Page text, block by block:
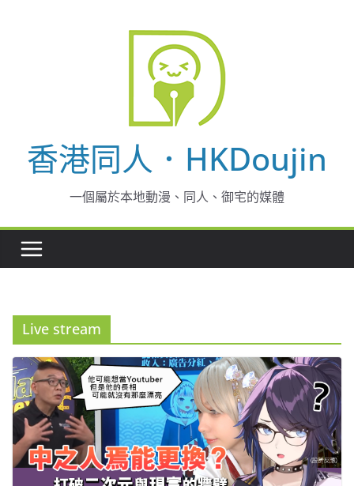
香港同人．HKDoujin
一個屬於本地動漫、同人、御宅的媒體
Live stream